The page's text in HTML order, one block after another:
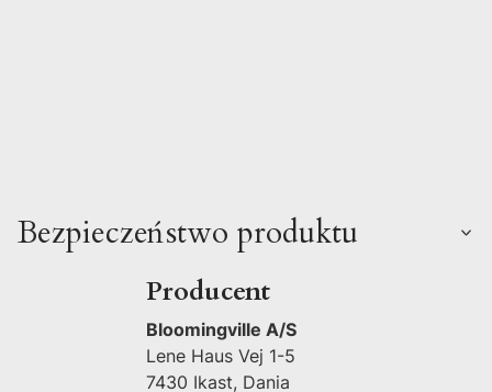
Bezpieczeństwo produktu
Producent
Bloomingville A/S
Lene Haus Vej 1-5
7430 Ikast, Dania